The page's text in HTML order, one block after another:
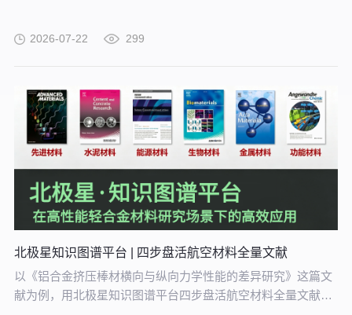
2026-07-22 299
北极星知识图谱平台 | 四步盘活航空材料全量文献
以《铝合金挤压棒材横向与纵向力学性能的差异研究》这篇文
献为例，用北极星知识图谱平台四步盘活航空材料全量文献。